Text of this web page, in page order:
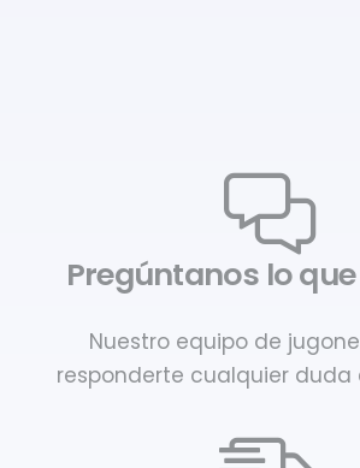
Pregúntanos lo
Nuestro equipo de
responderte cualquier duda